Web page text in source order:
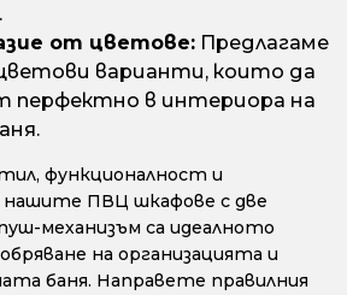
от цветове: Предлагаме
варианти, които да
перфектно в интериора на
функционалност и
нашите ПВЦ шкафове с две
механизъм са идеалното
на организацията и
баня. Направете правилния